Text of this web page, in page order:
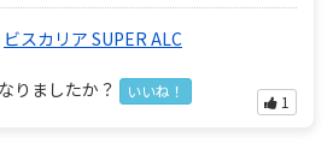
ビスカリア SUPER ALC
りましたか？ いいね！
1